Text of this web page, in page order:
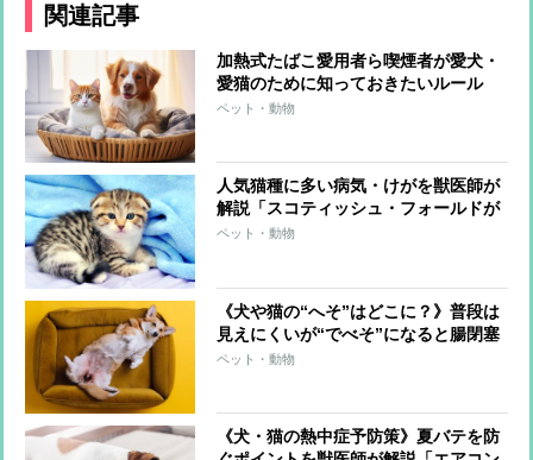
関連記事
加熱式たばこ愛用者ら喫煙者が愛犬・
愛猫のために知っておきたいルール
ペット・動物
人気猫種に多い病気・けがを獣医師が
解説「スコティッシュ・フォールドが
悩まされる“遺伝病”」「アメリカン・
ペット・動物
《犬や猫の“へそ”はどこに？》普段は
見えにくいが“でべそ”になると腸閉塞
などのリスクも
ペット・動物
《犬・猫の熱中症予防策》夏バテを防